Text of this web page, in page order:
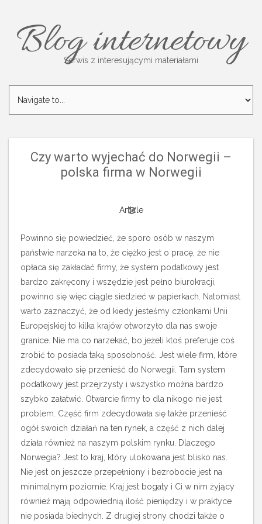
Blog internetowy
Serwis z interesującymi materiałami
Czy warto wyjechać do Norwegii –
polska firma w Norwegii
Article
Powinno się powiedzieć, że sporo osób w naszym
państwie narzeka na to, że ciężko jest o pracę, że nie
opłaca się zakładać firmy, że system podatkowy jest
bardzo zakręcony i wszędzie jest pełno biurokracji,
powinno się więc ciągle siedzieć w papierkach. Natomiast
warto zaznaczyć, że od kiedy jesteśmy członkami Unii
Europejskiej to kilka krajów otworzyło dla nas swoje
granice. Nie ma co narzekać, bo jeżeli ktoś preferuje coś
zrobić to posiada taką sposobność. Jest wiele firm, które
zdecydowało się przenieść do Norwegii. Tam system
podatkowy jest przejrzysty i wszystko można bardzo
szybko załatwić. Otwarcie firmy to dla nikogo nie jest
problem. Część firm zdecydowała się także przenieść
ogół swoich działań na ten rynek, a część z nich dalej
działa również na naszym polskim rynku. Dlaczego
Norwegia? Jest to kraj, który ulokowana jest blisko nas.
Nie jest on jeszcze przepełniony i bezrobocie jest na
minimalnym poziomie. Kraj jest bogaty i Ci w nim żyjący
również mają odpowiednią ilość pieniędzy i w praktyce
nie posiada biednych. Z drugiej strony chodzi także o